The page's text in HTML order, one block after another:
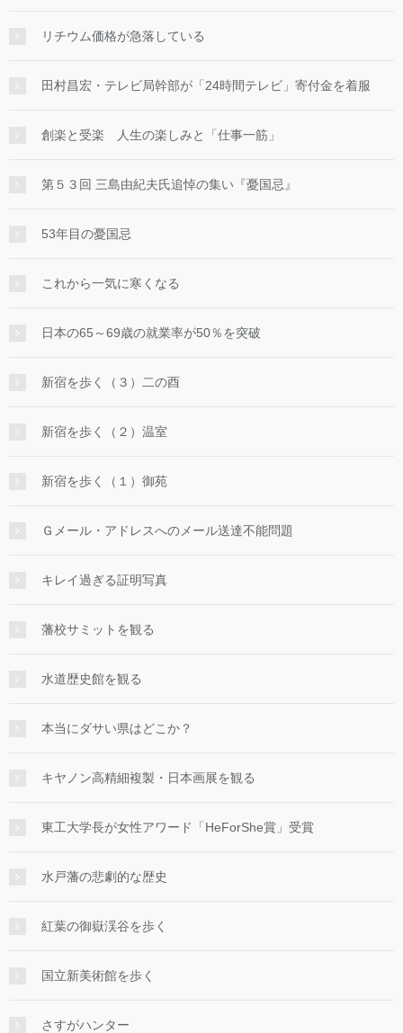
リチウム価格が急落している
田村昌宏・テレビ局幹部が「24時間テレビ」寄付金を着服
創楽と受楽 人生の楽しみと「仕事一筋」
第５３回 三島由紀夫氏追悼の集い『憂国忌』
53年目の憂国忌
これから一気に寒くなる
日本の65～69歳の就業率が50％を突破
新宿を歩く（３）二の酉
新宿を歩く（２）温室
新宿を歩く（１）御苑
Ｇメール・アドレスへのメール送達不能問題
キレイ過ぎる証明写真
藩校サミットを観る
水道歴史館を観る
本当にダサい県はどこか？
キヤノン高精細複製・日本画展を観る
東工大学長が女性アワード「HeForShe賞」受賞
水戸藩の悲劇的な歴史
紅葉の御嶽渓谷を歩く
国立新美術館を歩く
さすがハンター